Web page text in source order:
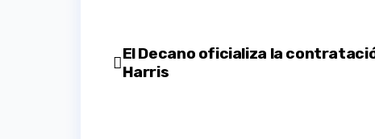
Navegación
El Decano oficializa la
Harris